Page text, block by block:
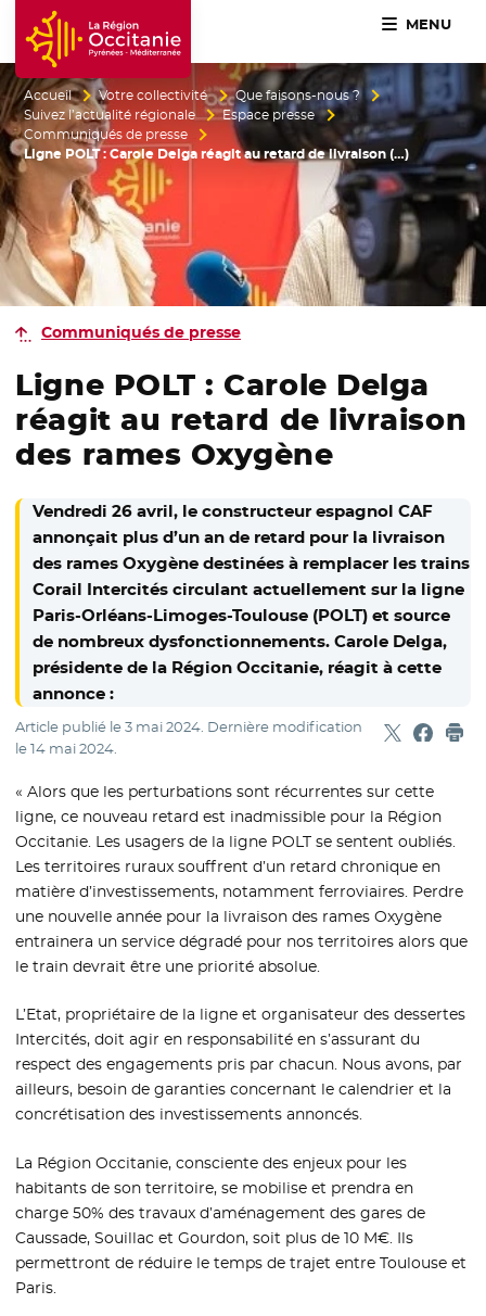
Accueil Région Occitanie / Pyrénées-Méditerranée
MENU
Accueil Votre collectivité
Que faisons-nous ?
Suivez l’actualité régionale
Espace presse
Communiqués de presse
Ligne POLT : Carole Delga réagit au retard de livraison (…)
Communiqués de presse
Ligne POLT : Carole Delga
réagit au retard de livraison
des rames Oxygène
Vendredi 26 avril, le constructeur espagnol CAF
annonçait plus d’un an de retard pour la livraison
des rames Oxygène destinées à remplacer les trains
Corail Intercités circulant actuellement sur la ligne
Paris-Orléans-Limoges-Toulouse (POLT) et source
de nombreux dysfonctionnements. Carole Delga,
présidente de la Région Occitanie, réagit à cette
annonce :
Article publié le3 mai 2024. Dernière modification
le14 mai 2024. Partager
- Nouvelle
-
« Alors que les perturbations sont récurrentes sur cette
ligne, ce nouveau retard est inadmissible pour la Région
Occitanie. Les usagers de la ligne POLT se sentent oubliés.
Les territoires ruraux souffrent d’un retard chronique en
matière d’investissements, notamment ferroviaires. Perdre
une nouvelle année pour la livraison des rames Oxygène
entrainera un service dégradé pour nos territoires alors que
le train devrait être une priorité absolue.
L’Etat, propriétaire de la ligne et organisateur des dessertes
Intercités, doit agir en responsabilité en s’assurant du
respect des engagements pris par chacun. Nous avons, par
ailleurs, besoin de garanties concernant le calendrier et la
concrétisation des investissements annoncés.
La Région Occitanie, consciente des enjeux pour les
habitants de son territoire, se mobilise et prendra en
charge 50% des travaux d’aménagement des gares de
Caussade, Souillac et Gourdon, soit plus de 10 M€. Ils
permettront de réduire le temps de trajet entre Toulouse et
Paris.